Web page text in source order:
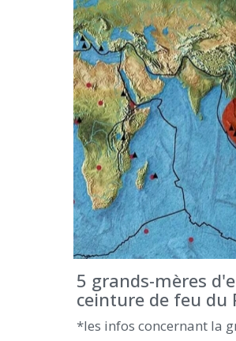
5 grands-mères
ceinture de feu du
*les infos concernant la